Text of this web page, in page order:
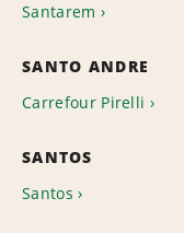
Santarem
SANTO ANDRE
Carrefour Pirelli
SANTOS
Santos